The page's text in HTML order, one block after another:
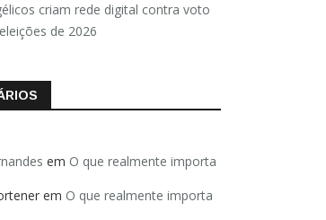
criam rede digital contra voto
de 2026
em O que realmente importa
em O que realmente importa